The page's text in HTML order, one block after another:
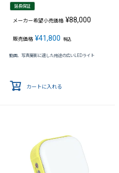
延長保証
メーカー希望小売価格 ¥88,000
販売価格 ¥41,800 税込
動画、写真撮影に適した用途の広いLEDライト
カートに入れる